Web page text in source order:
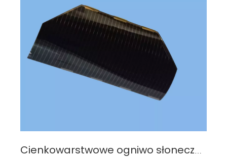
Cienkowarstwowe ogniwo słoneczne — wiedziałeś więcej, aby kupić ogniwo słoneczne GaAs z potrójnym złączem